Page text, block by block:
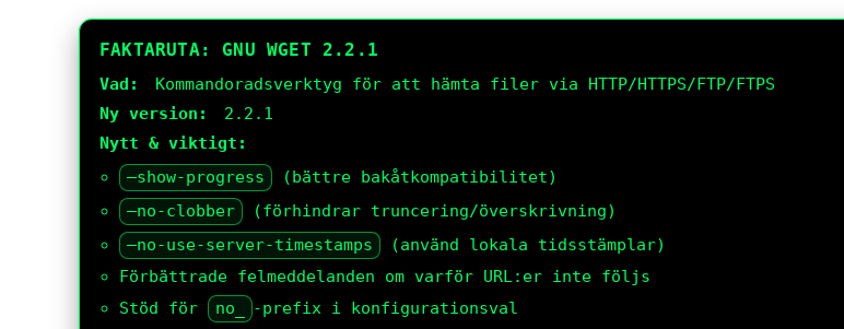
FAKTARUTA: GNU WGET 2.2.1
Vad:
Kommandoradsverktyg för att hämta filer via HTTP/HTTPS/FTP/FTPS
Ny version:
2.2.1
Nytt & viktigt:
–show-progress
(bättre bakåtkompatibilitet)
–no-clobber
(förhindrar truncering/överskrivning)
–no-use-server-timestamps
(använd lokala tidsstämplar)
Förbättrade felmeddelanden om varför URL:er inte följs
Stöd för
no_
-prefix i konfigurationsval